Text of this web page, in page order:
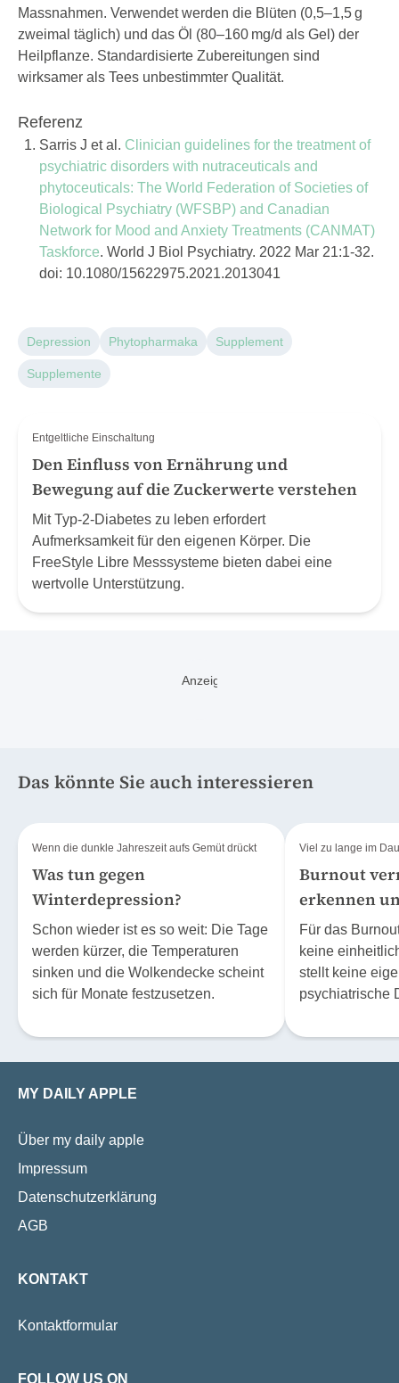
Massnahmen. Verwendet werden die Blüten (0,5–1,5 g
zweimal täglich) und das Öl (80–160 mg/d als Gel) der
Heilpflanze. Standardisierte Zubereitungen sind
wirksamer als Tees unbestimmter Qualität.
Referenz
Sarris J et al. Clinician guidelines for the treatment of
psychiatric disorders with nutraceuticals and
phytoceuticals: The World Federation of Societies of
Biological Psychiatry (WFSBP) and Canadian
Network for Mood and Anxiety Treatments (CANMAT)
Taskforce. World J Biol Psychiatry. 2022 Mar 21:1-32.
doi: 10.1080/15622975.2021.2013041
Depression Phytopharmaka Supplement
Supplemente
Entgeltliche Einschaltung
Den Einfluss von Ernährung und
Bewegung auf die Zuckerwerte verstehen
Mit Typ-2-Diabetes zu leben erfordert
Aufmerksamkeit für den eigenen Körper. Die
FreeStyle Libre Messsysteme bieten dabei eine
wertvolle Unterstützung.
Das könnte Sie auch interessieren
Wenn die dunkle Jahreszeit aufs Gemüt drückt
Was tun gegen
Winterdepression?
Schon wieder ist es so weit: Die Tage
werden kürzer, die Temperaturen
sinken und die Wolkendecke scheint
sich für Monate festzusetzen.
Viel zu lange im
Burnout
erkennen
Für das
keine
stellt keine
psychiatrische
MY DAILY APPLE
Über my daily apple
Impressum
Datenschutzerklärung
AGB
KONTAKT
Kontaktformular
FOLLOW US ON